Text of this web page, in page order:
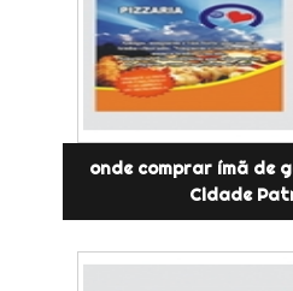
onde comprar ímã de
Cidade